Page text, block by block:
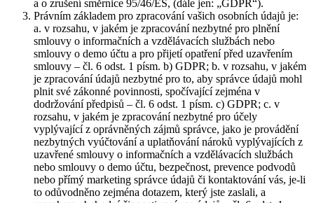
a o zrušení směrnice 95/46/ES, (dále jen: „GDPR“).
Právním základem pro zpracování vašich osobních údajů je:
a. v rozsahu, v jakém je zpracování nezbytné pro plnění
smlouvy o informačních a vzdělávacích službách nebo
smlouvy o demo účtu a pro přijetí opatření před uzavřením
smlouvy – čl. 6 odst. 1 písm. b) GDPR; b. v rozsahu, v jakém
je zpracování údajů nezbytné pro to, aby správce údajů mohl
plnit své zákonné povinnosti, spočívající zejména v
dodržování předpisů – čl. 6 odst. 1 písm. c) GDPR; c. v
rozsahu, v jakém je zpracování nezbytné pro účely
vyplývající z oprávněných zájmů správce, jako je provádění
nezbytných vyúčtování a uplatňování nároků vyplývajících z
uzavřené smlouvy o informačních a vzdělávacích službách
nebo smlouvy o demo účtu, bezpečnost, prevence podvodů
nebo přímý marketing správce údajů či kontaktování vás, je-li
to odůvodněno zejména dotazem, který jste zaslali, a